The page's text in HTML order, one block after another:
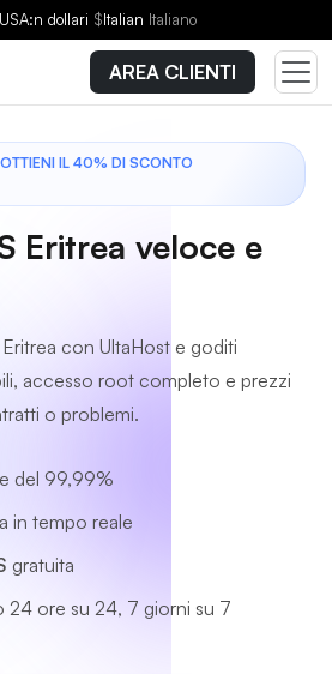
USA:n dollari $Italian Italiano
AREA CLIENTI
IL 40% DI SCONTO
Eritrea veloce e
con UltaHost e goditi
accesso root completo e prezzi
o problemi.
del 99,99%
in tempo reale
gratuita
24 ore su 24, 7 giorni su 7